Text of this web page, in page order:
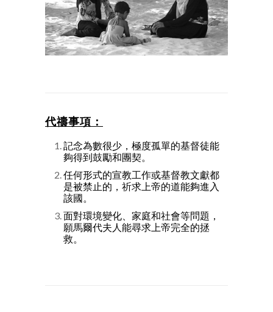
代禱事項：
記念為數很少，極度孤單的基督徒能
夠得到鼓勵和團契。
任何形式的宣教工作或基督教文獻都
是被禁止的，祈求上帝的道能夠進入
該國。
面對環境變化、家庭和社會等問題，
願馬爾代夫人能尋求上帝完全的拯
救。